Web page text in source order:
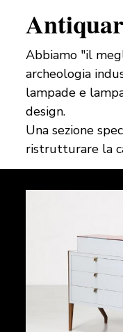
Abbiamo "il
archeologia
lampade e
design.
Una sezione
ristrutturare la